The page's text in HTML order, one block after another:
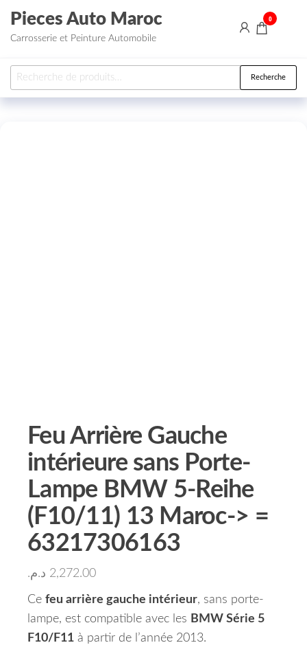
Aller au contenu
Pieces Auto Maroc
Carrosserie et Peinture Automobile
0
Recherche pour : Recherche
Feu Arrière Gauche
intérieure sans Porte-
Lampe BMW 5-Reihe
(F10/11) 13 Maroc-> =
63217306163
2,272.00 د.م.
Ce feu arrière gauche intérieur, sans porte-
lampe, est compatible avec les BMW Série 5
F10/F11 à partir de l’année 2013.